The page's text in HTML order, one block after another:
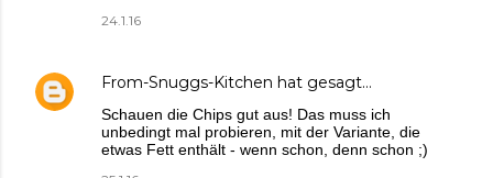
24.1.16
From-Snuggs-Kitchen hat gesagt…
Schauen die Chips gut aus! Das muss ich
unbedingt mal probieren, mit der Variante, die
etwas Fett enthält - wenn schon, denn schon ;)